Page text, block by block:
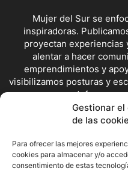
Mujer del Sur se
inspiradoras.
proyectan experiencias
alentar a hacer
emprendimientos y
visibilizamos posturas y
defensoras
Contáctanos:
Gestionar
de las
Para ofrecer las mejores
cookies para almacenar y/o
consentimiento de estas